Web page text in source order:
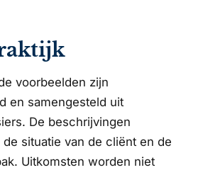
voorbeelden zijn
en samengesteld uit
De beschrijvingen
situatie van de cliënt en de
Uitkomsten worden niet